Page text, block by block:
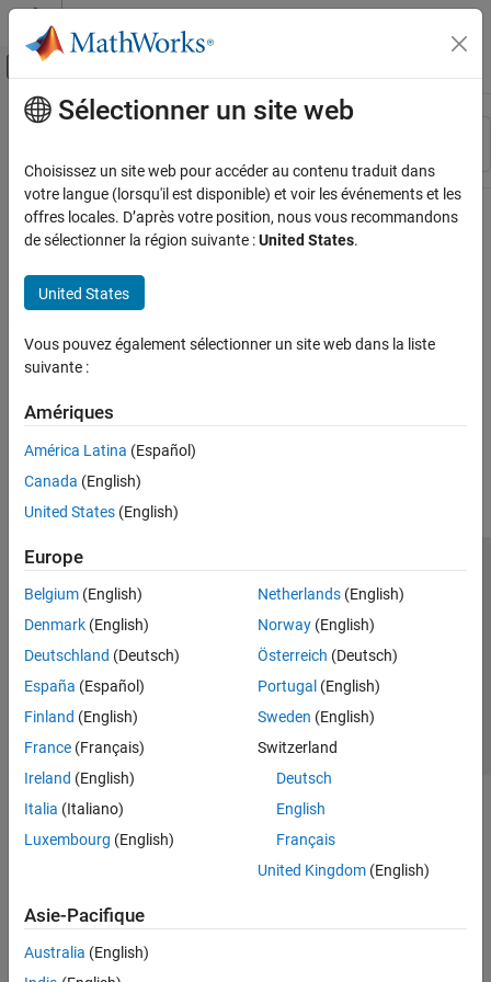
Passer au contenu
Activer/désactiver l'affichage du menu
Ressource
Contenu principal
Sélectionner un site web
Choisissez un site web pour accéder au contenu traduit dans
votre langue (lorsqu'il est disponible) et voir les événements et les
offres locales. D’après votre position, nous vous recommandons
de sélectionner la région suivante :United States.
United States
Vous pouvez également sélectionner un site web dans la liste
suivante :
Amériques
América Latina (Español)
Canada (English)
United States (English)
Europe
Belgium (English)
Denmark (English)
Deutschland (Deutsch)
España (Español)
Finland (English)
France (Français)
Ireland (English)
Italia (Italiano)
Luxembourg (English)
Netherlands(English)
Norway(English)
Österreich (Deutsch)
Portugal (English)
Sweden (English)
Switzerland
Deutsch
English
Français
United Kingdom(English)
Asie-Pacifique
Australia (English)
Lutte anti-piratage
Contacts locaux
© 1994-2026 The MathWorks, Inc.